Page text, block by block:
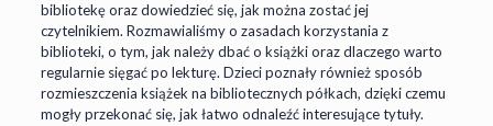
bibliotekę oraz dowiedzieć się, jak można zostać jej
czytelnikiem. Rozmawialiśmy o zasadach korzystania z
biblioteki, o tym, jak należy dbać o książki oraz dlaczego warto
regularnie sięgać po lekturę. Dzieci poznały również sposób
rozmieszczenia książek na bibliotecznych półkach, dzięki czemu
mogły przekonać się, jak łatwo odnaleźć interesujące tytuły.